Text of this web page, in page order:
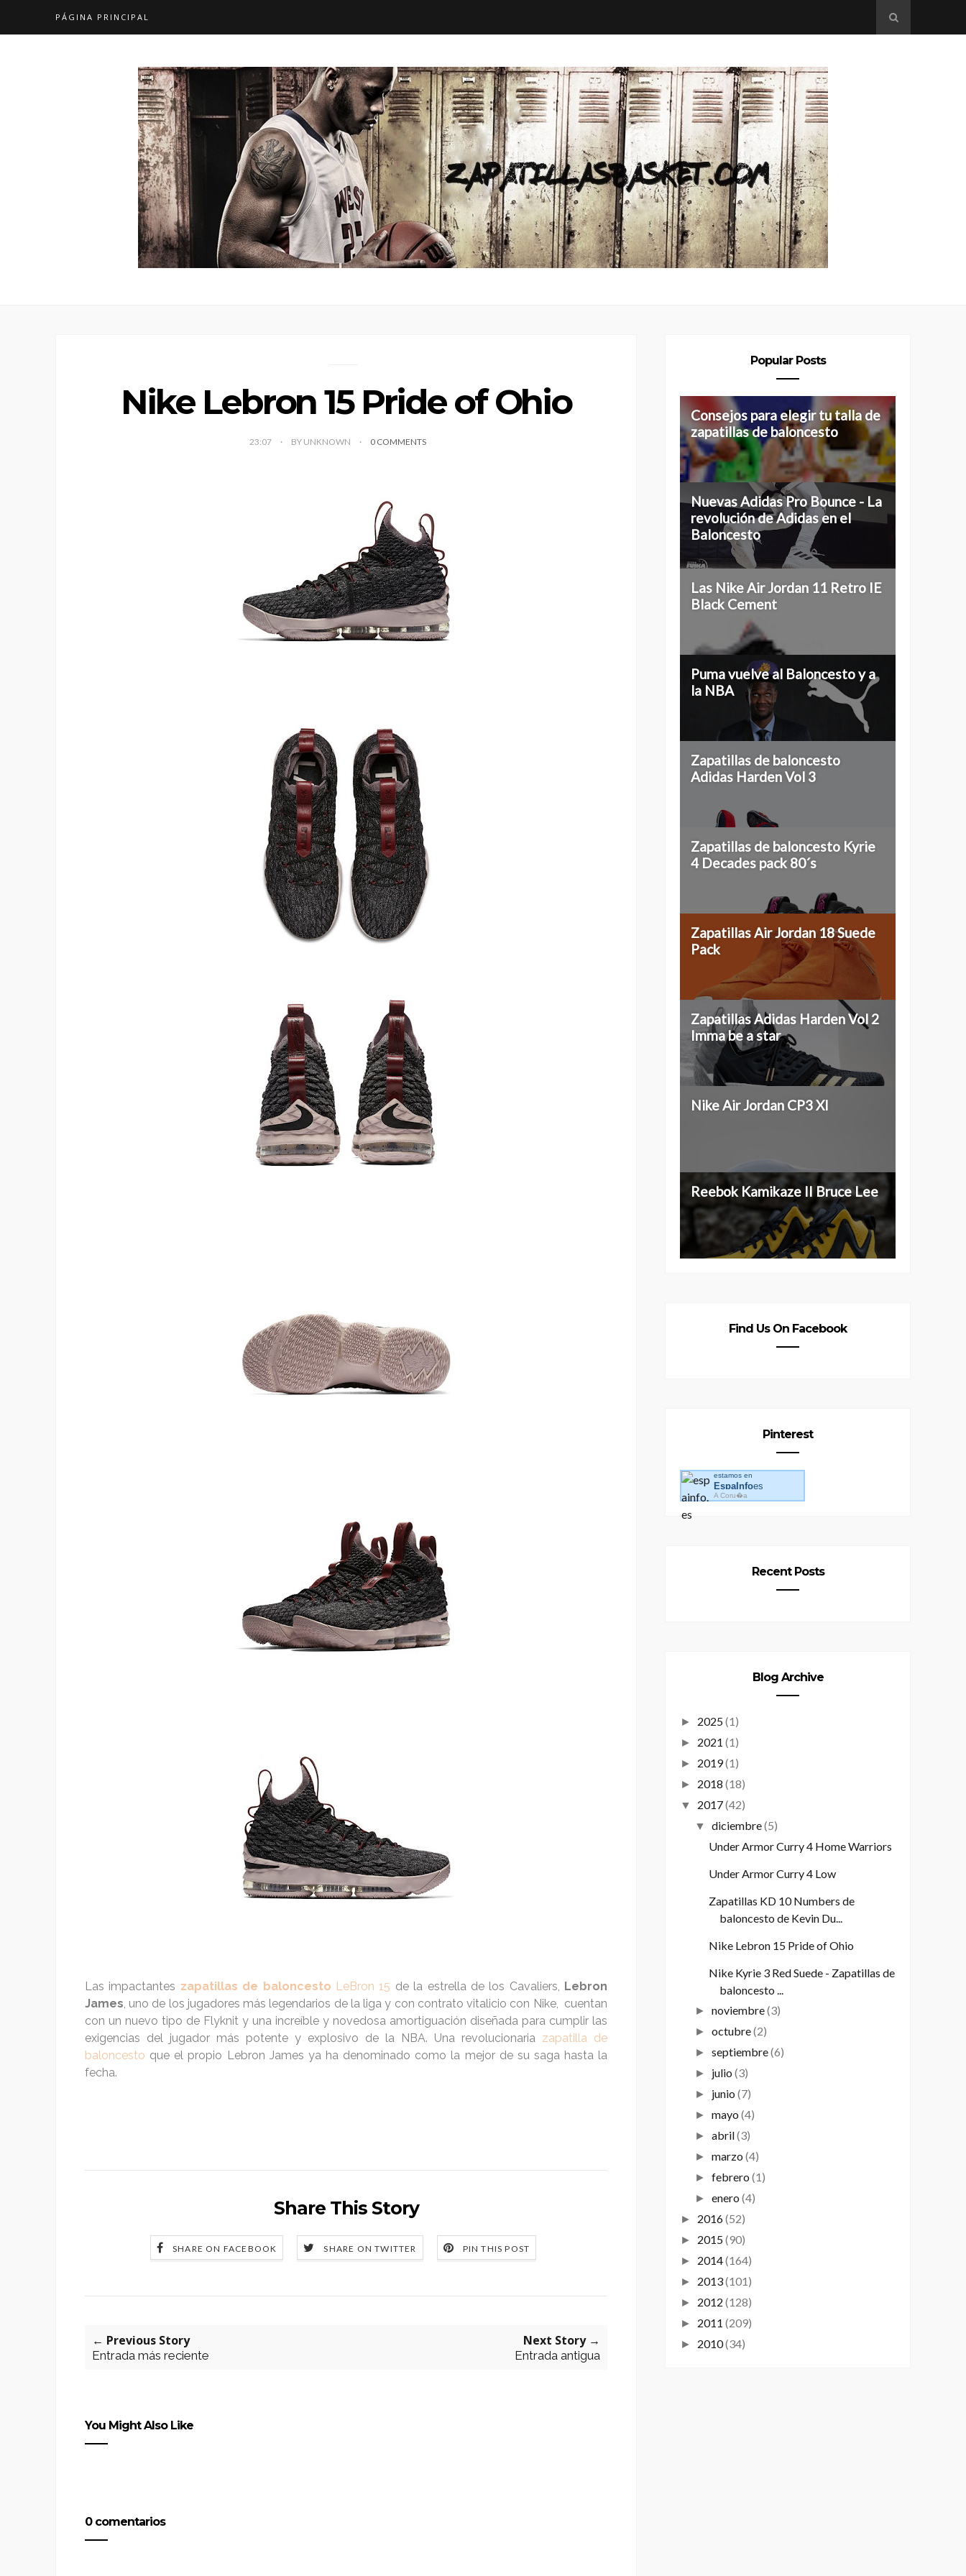
PÁGINA PRINCIPAL
Nike Lebron 15 Pride of Ohio
23:07 BY UNKNOWN 0 COMMENTS
Las impactantes zapatillas de baloncesto LeBron 15 de la estrella de los Cavaliers, Lebron
James, uno de los jugadores más legendarios de la liga y con contrato vitalicio con Nike, cuentan
con un nuevo tipo de Flyknit y una increíble y novedosa amortiguación diseñada para cumplir las
exigencias del jugador más potente y explosivo de la NBA. Una revolucionaria zapatilla de
baloncesto que el propio Lebron James ya ha denominado como la mejor de su saga hasta la
fecha.
Share This Story
SHARE ON FACEBOOK SHARE ON TWITTER PIN THIS POST
← Previous Story
Entrada más reciente
Next Story →
Entrada antigua
You Might Also Like
0 comentarios
Popular Posts
Consejos para elegir tu talla de
zapatillas de baloncesto
Nuevas Adidas Pro Bounce - La
revolución de Adidas en el
Baloncesto
Las Nike Air Jordan 11 Retro IE
Black Cement
Puma vuelve al Baloncesto y a
la NBA
Zapatillas de baloncesto
Adidas Harden Vol 3
Zapatillas de baloncesto Kyrie
4 Decades pack 80´s
Zapatillas Air Jordan 18 Suede
Pack
Zapatillas Adidas Harden Vol 2
Imma be a star
Nike Air Jordan CP3 XI
Reebok Kamikaze II Bruce Lee
Find Us On Facebook
Pinterest
estamos en
EspaInfoes
A Coru�a
Recent Posts
Blog Archive
► 2025(1)
► 2021 (1)
► 2019(1)
► 2018 (18)
▼ 2017(42)
▼ diciembre(5)
Under Armor Curry 4 Home Warriors
Under Armor Curry 4 Low
Zapatillas KD 10 Numbers de
baloncesto de Kevin Du...
Nike Lebron 15 Pride of Ohio
Nike Kyrie 3 Red Suede - Zapatillas de
baloncesto ...
► noviembre(3)
► octubre(2)
► septiembre(6)
► julio (3)
► junio (7)
► mayo (4)
► abril(3)
► marzo (4)
► febrero (1)
► enero (4)
► 2016(52)
► 2015(90)
► 2014(164)
► 2013(101)
► 2012 (128)
► 2011 (209)
► 2010(34)